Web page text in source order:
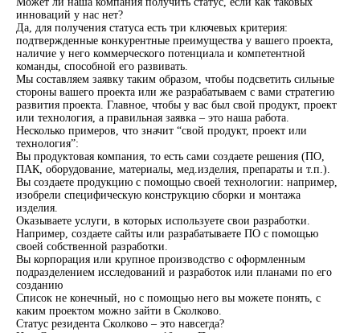
инноваций у нас нет?
Да, для получения статуса есть три ключевых критерия:
подтвержденные конкурентные преимущества у вашего проекта,
наличие у него коммерческого потенциала и компетентной
команды, способной его развивать.
Мы составляем заявку таким образом, чтобы подсветить сильные
стороны вашего проекта или же разрабатываем с вами стратегию
развития проекта. Главное, чтобы у вас был свой продукт, проект
или технология, а правильная заявка – это наша работа.
Несколько примеров, что значит “свой продукт, проект или
технология”:
Вы продуктовая компания, то есть сами создаете решения (ПО,
ПАК, оборудование, материалы, мед.изделия, препараты и т.п.).
Вы создаете продукцию с помощью своей технологии: например,
изобрели специфическую конструкцию сборки и монтажа
изделия.
Оказываете услуги, в которых используете свои разработки.
Например, создаете сайты или разрабатываете ПО с помощью
своей собственной разработки.
Вы корпорация или крупное производство с оформленным
подразделением исследований и разработок или планами по его
созданию
Список не конечный, но с помощью него вы можете понять, с
каким проектом можно зайти в Сколково.
Статус резидента Сколково – это навсегда?